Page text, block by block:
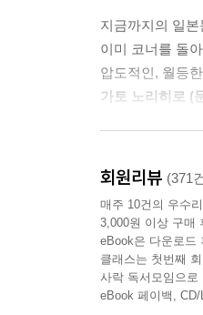
지금까지의 일
이미 코너를 돌
압도적인, 월등
가토 노리히로 (
‘하루키적’이라
오노 마사쓰구 (
작가의 모든 것
이제, 도스토옙
하나의 작품이
회원리뷰 (371
매주 10건의 우수
3,000원 이상 구매
eBook은 다운로드
클래스는 첫번째
사락 독서모임으
eBook 페이백,